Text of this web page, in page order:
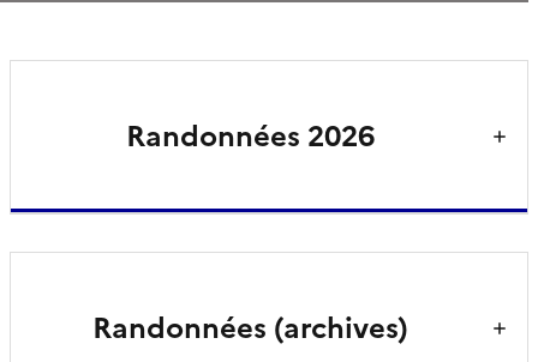
Randonnées 2026
Randonnées (archives)